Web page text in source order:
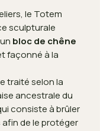
le Totem
sculpturale
bloc de chêne
façonné à la
traité selon la
ancestrale du
consiste à brûler
de le protéger